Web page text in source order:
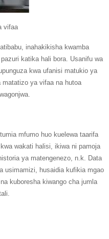
vifaa
inahakikisha kwamba
katika hali bora. Usanifu wa
kwa ufanisi matukio ya
matatizo ya vifaa na hutoa
mfumo huo kuelewa taarifa
wakati halisi, ikiwa ni pamoja
ya matengenezo, n.k. Data
usimamizi, husaidia kufikia mgao
kuboresha kiwango cha jumla